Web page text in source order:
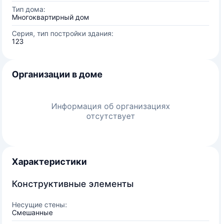
Тип дома:
Многоквартирный дом
Серия, тип постройки здания:
123
Организации в доме
Информация об организациях
отсутствует
Характеристики
Конструктивные элементы
Несущие стены:
Смешанные